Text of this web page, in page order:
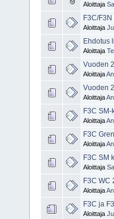
Aloittaja
F3C/
Aloittaja
Ehdotus
Aloittaja
Vuoden
Aloittaja
Vuoden
Aloittaja
F3C
Aloittaja
F3C
Aloittaja
F3C SM
Aloittaja
F3C WC
Aloittaja
F3C ja
Aloittaja